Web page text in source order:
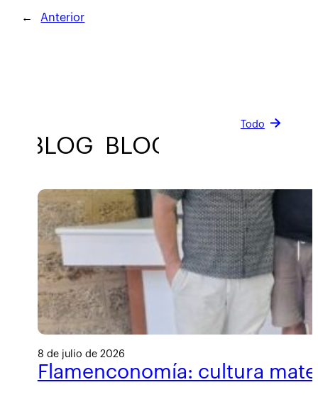
← Anterior
BLOG BLOG
Todo
8 de julio de 2026
Flamenconomía: cultura